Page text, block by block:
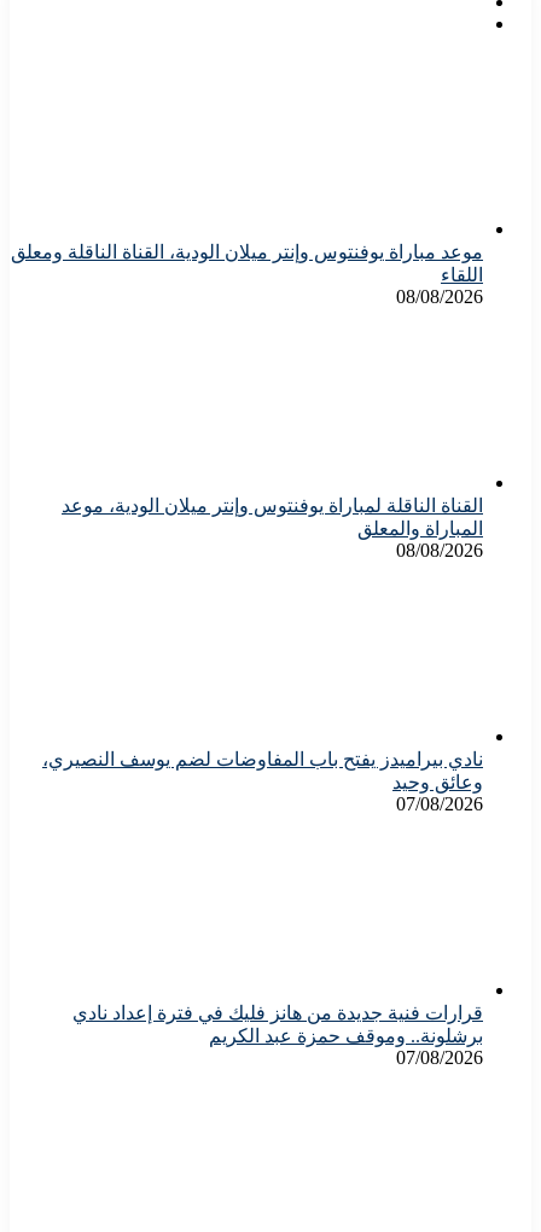
موعد مباراة يوفنتوس وإنتر ميلان الودية، القناة الناقلة ومعلق
اللقاء
08/08/2026
القناة الناقلة لمباراة يوفنتوس وإنتر ميلان الودية، موعد
المباراة والمعلق
08/08/2026
نادي بيراميدز يفتح باب المفاوضات لضم يوسف النصيري،
وعائق وحيد
07/08/2026
قرارات فنية جديدة من هانز فليك في فترة إعداد نادي
برشلونة.. وموقف حمزة عبد الكريم
07/08/2026